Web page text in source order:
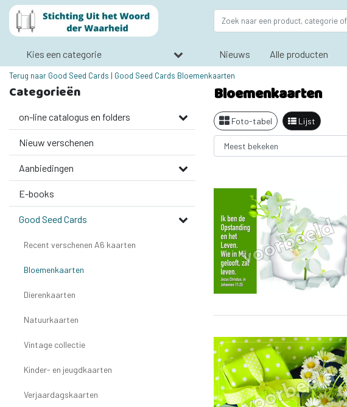
Kies een categorie Nieuws Alle producten
Terug naar Good Seed Cards | Good Seed Cards Bloemenkaarten
Categorieën
on-line catalogus en folders
Nieuw verschenen
Aanbiedingen
E-books
Good Seed Cards
Recent verschenen A6 kaarten
Bloemenkaarten
Dierenkaarten
Natuurkaarten
Vintage collectie
Kinder- en jeugdkaarten
Verjaardagskaarten
Bloemenkaarten
Foto-tabel Lijst